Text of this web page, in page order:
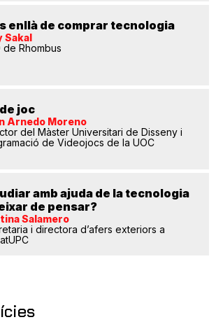
enllà de comprar tecnologia
Sakal
de Rhombus
joc
Arnedo Moreno
del Màster Universitari de Disseny i
de Videojocs de la UOC
amb ajuda de la tecnologia
de pensar?
Salamero
i directora d’afers exteriors a